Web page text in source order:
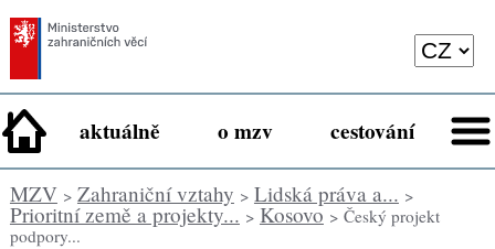
aktuálně o mzv cestování
MZV> Zahraniční vztahy > Lidská práva a... >
Prioritní země a projekty... > Kosovo > Český projekt
podpory...